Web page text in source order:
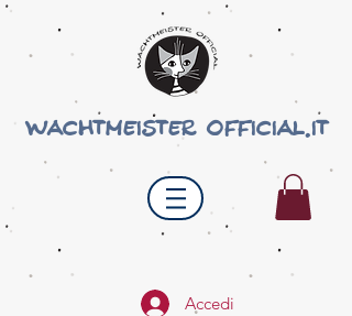
wachtmeister official.it
Accedi